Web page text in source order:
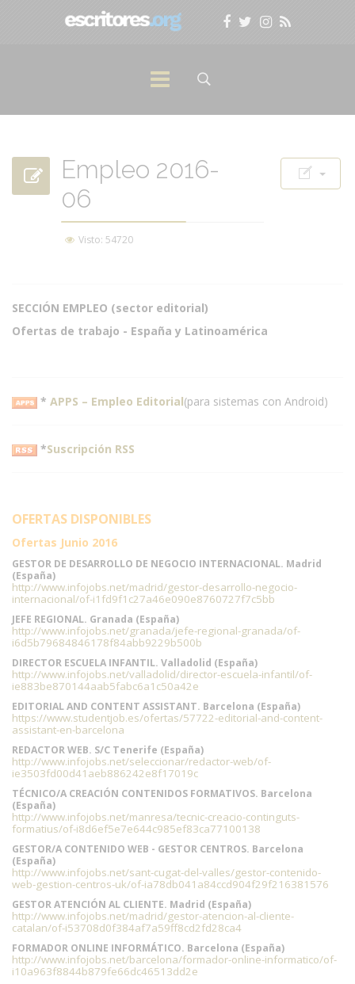
Empleo 2016-
06
Visto: 54720
SECCIÓN EMPLEO (sector editorial)
Ofertas de trabajo - España y Latinoamérica
* APPS – Empleo Editorial(para sistemas con Android)
*Suscripción RSS
OFERTAS DISPONIBLES
Ofertas Junio 2016
GESTOR DE DESARROLLO DE NEGOCIO INTERNACIONAL. Madrid
(España)
http://www.infojobs.net/madrid/gestor-desarrollo-negocio-
internacional/of-i1fd9f1c27a46e090e8760727f7c5bb
JEFE REGIONAL. Granada (España)
http://www.infojobs.net/granada/jefe-regional-granada/of-
i6d5b79684846178f84abb9229b500b
DIRECTOR ESCUELA INFANTIL. Valladolid (España)
http://www.infojobs.net/valladolid/director-escuela-infantil/of-
ie883be870144aab5fabc6a1c50a42e
EDITORIAL AND CONTENT ASSISTANT. Barcelona (España)
https://www.studentjob.es/ofertas/57722-editorial-and-content-
assistant-en-barcelona
REDACTOR WEB. S/C Tenerife (España)
http://www.infojobs.net/seleccionar/redactor-web/of-
ie3503fd00d41aeb886242e8f17019c
TÉCNICO/A CREACIÓN CONTENIDOS FORMATIVOS. Barcelona
(España)
http://www.infojobs.net/manresa/tecnic-creacio-continguts-
formatius/of-i8d6ef5e7e644c985ef83ca77100138
GESTOR/A CONTENIDO WEB - GESTOR CENTROS. Barcelona
(España)
http://www.infojobs.net/sant-cugat-del-valles/gestor-contenido-
web-gestion-centros-uk/of-ia78db041a84ccd904f29f216381576
GESTOR ATENCIÓN AL CLIENTE. Madrid (España)
http://www.infojobs.net/madrid/gestor-atencion-al-cliente-
catalan/of-i53708d0f384af7a59ff8cd2fd28ca4
FORMADOR ONLINE INFORMÁTICO. Barcelona (España)
http://www.infojobs.net/barcelona/formador-online-informatico/of-
i10a963f8844b879fe66dc46513dd2e